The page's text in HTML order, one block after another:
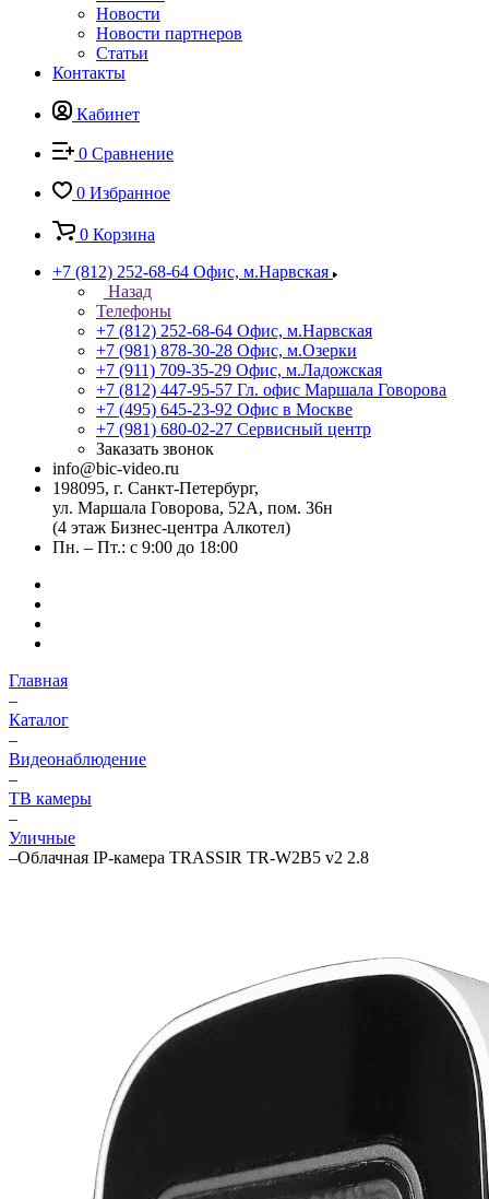
Новости
Новости партнеров
Статьи
Контакты
Кабинет
0 Сравнение
0 Избранное
0 Корзина
+7 (812) 252-68-64 Офис, м.Нарвская
Назад
Телефоны
+7 (812) 252-68-64 Офис, м.Нарвская
+7 (981) 878-30-28 Офис, м.Озерки
+7 (911) 709-35-29 Офис, м.Ладожская
+7 (812) 447-95-57 Гл. офис Маршала Говорова
+7 (495) 645-23-92 Офис в Москве
+7 (981) 680-02-27 Сервисный центр
Заказать звонок
info@bic-video.ru
198095, г. Санкт-Петербург,
ул. Маршала Говорова, 52А, пом. 36н
(4 этаж Бизнес-центра Алкотел)
Пн. – Пт.: с 9:00 до 18:00
Главная
–
Каталог
–
Видеонаблюдение
–
ТВ камеры
–
Уличные
–Облачная IP-камера TRASSIR TR-W2B5 v2 2.8